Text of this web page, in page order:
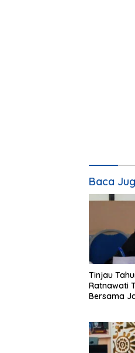
Baca
Tinjau
Ratnawati
Bersama